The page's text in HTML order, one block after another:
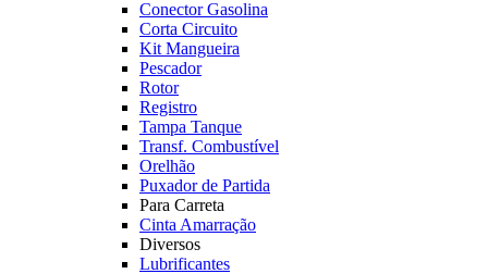
Conector Gasolina
Corta Circuito
Kit Mangueira
Pescador
Rotor
Registro
Tampa Tanque
Transf. Combustível
Orelhão
Puxador de Partida
Para Carreta
Cinta Amarração
Diversos
Lubrificantes